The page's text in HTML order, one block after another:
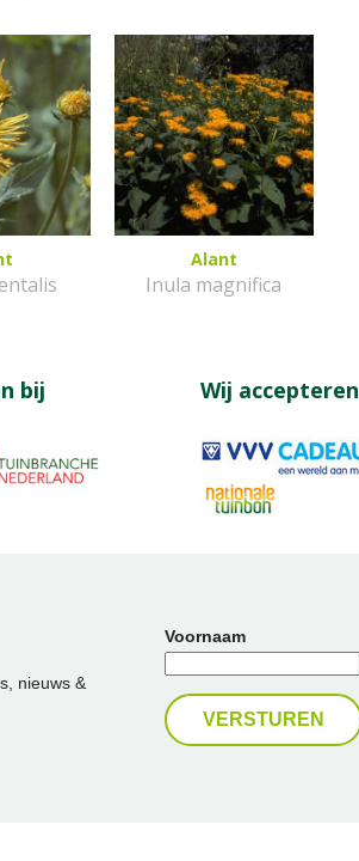
Alant
Inula magnifica
bij Wij accepteren
nieuws &
Voornaam